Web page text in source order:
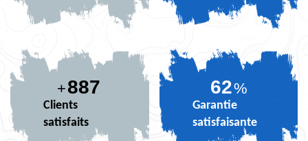
+887
Clients
satisfaits
74%
Garantie
satisfaisante